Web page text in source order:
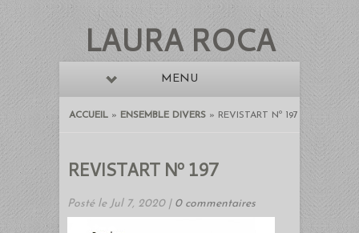
LAURA ROCA
MENU
ACCUEIL » ENSEMBLE DIVERS » REVISTART Nº 197
REVISTART Nº 197
Posté le Jul 7, 2020 | 0 commentaires